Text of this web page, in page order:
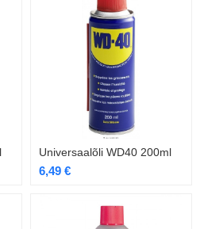
Universaalõli WD40 200ml
6,49 €